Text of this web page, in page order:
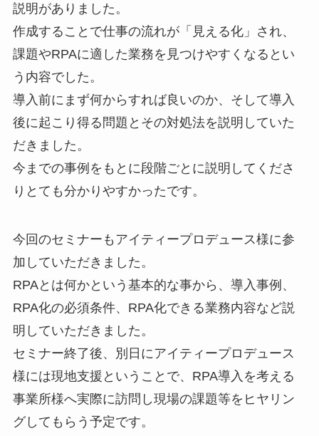
説明がありました。
作成することで仕事の流れが「見える化」され、
課題やRPAに適した業務を見つけやすくなるとい
う内容でした。
導入前にまず何からすれば良いのか、そして導入
後に起こり得る問題とその対処法を説明していた
だきました。
今までの事例をもとに段階ごとに説明してくださ
りとても分かりやすかったです。
今回のセミナーもアイティープロデュース様に参
加していただきました。
RPAとは何かという基本的な事から、導入事例、
RPA化の必須条件、RPA化できる業務内容など説
明していただきました。
セミナー終了後、別日にアイティープロデュース
様には現地支援ということで、RPA導入を考える
事業所様へ実際に訪問し現場の課題等をヒヤリン
グしてもらう予定です。